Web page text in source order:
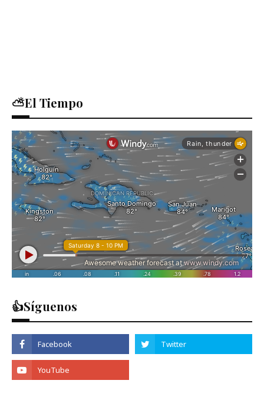
⛅El Tiempo
👍Síguenos